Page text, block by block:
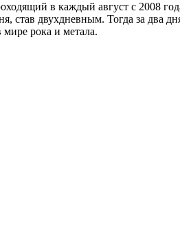
в каждый август с 2008
став двухдневным. Тогда за два
рока и метала.